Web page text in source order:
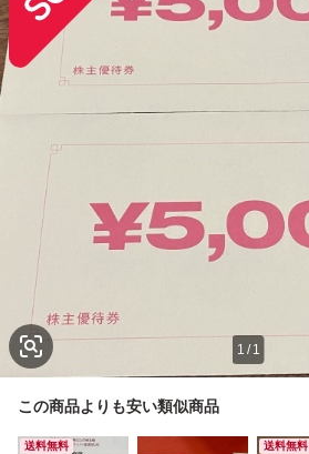
1 / 1
この商品よりも安い類似商品
送料無料 送料無料